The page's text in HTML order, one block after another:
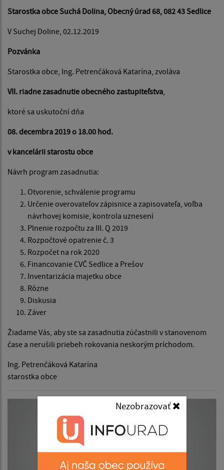
Nezobrazovať
Starostka obce Suchá Dolina, Obecný úrad 68, 082 43 Sedlice
V Suchej Doline, 02.12.2019
Pozvánka
Starostka obce, Ing. Petrenčáková Katarína, zvoláva
VII. riadne zasadnutie obecného zastupiteľstva
ktoré sa uskutoční dňa
08. decembra 2019 o 18.00 hod.
v kancelárii starostu obce
Návrh program zasadnutia:
Otvorenie, schválenie programu
Určenie overovateľov zápisnice a zapisovateľa, voľba
návrhovej komisie, kontrola uznesení
Plnenie rozpočtu za III. Q 2019
Rozpočtové opatrenie č. 3
Rozpočet na rok 2020
Financovanie CVČ Sedlice a Prešov
Inventarizácia majetku obce
Rôzne
Diskusia
Záver
Žiadame Vás, aby ste sa zasadnutia zúčastnili v stanovenom
čase a nerušili priebeh rokovania neskorým príchodom.
Ing. Petrenčáková Katarína
starostka obce